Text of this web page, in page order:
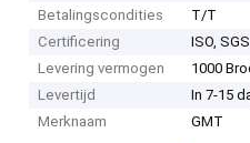
Betalingscondities
T/T
Certificering
ISO, SGS
Levering vermogen
1000
Levertijd
In 7-15
Merknaam
GMT